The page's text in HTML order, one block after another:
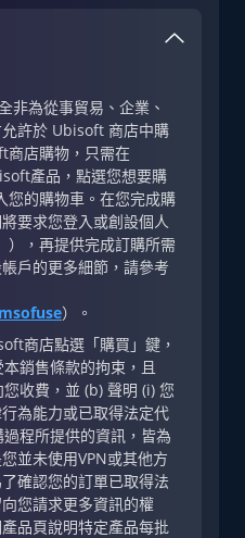
非為從事貿易、企業、
許於 Ubisoft 商店中購
店購物，只需在
產品，點選您想要購
的購物車。在您完成購
要求您登入或創設個人
），再提供完成訂購所需
戶的更多細節，請參考
）。
商店點選「購買」鍵，
銷售條款的拘束，且
收費，並 (b) 聲明 (i) 您
為能力或已取得法定代
程所提供的資訊，皆為
並未使用VPN或其他方
確認您的訂單已取得法
您請求更多資訊的權
品頁說明特定產品每批